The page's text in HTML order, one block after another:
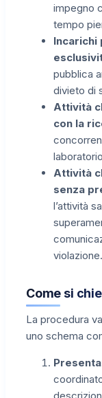
impegno
tempo
Incarichi
pubblica
divieto di
Attività
con la
Attività
senza
l’attività
violazione.
Come si
La procedura
uno schema